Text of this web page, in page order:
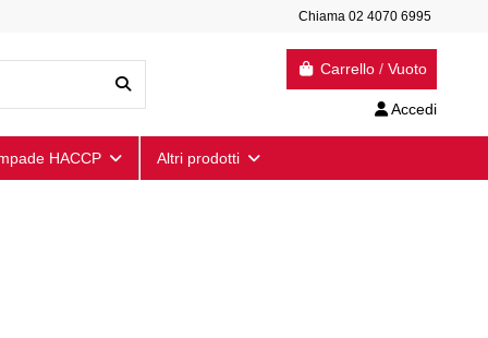
Chiama 02 4070 6995
Carrello / Vuoto
Accedi
HACCP Altri prodotti